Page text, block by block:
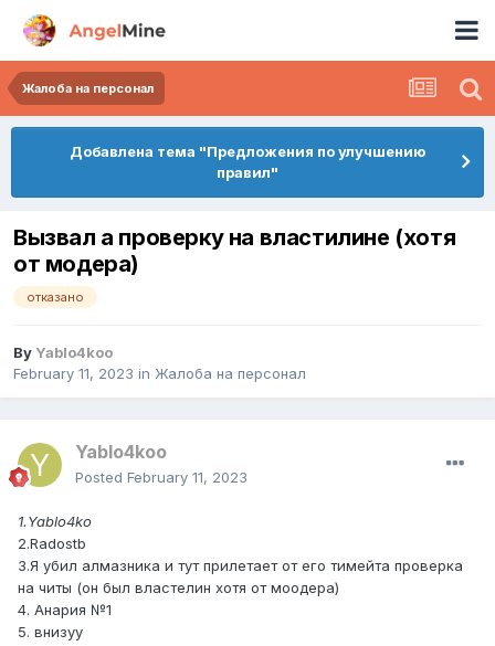
Жалоба на персонал
Добавлена тема "Предложения по улучшению
правил"
Вызвал а проверку на властилине (хотя
от модера)
отказано
By Yablo4koo
February 11, 2023 in Жалоба на персонал
Yablo4koo
Posted February 11, 2023
1.Yablo4ko
2.Radostb
3.Я убил алмазника и тут прилетает от его тимейта проверка
на читы (он был властелин хотя от моодера)
4. Анария №1
5. внизуу